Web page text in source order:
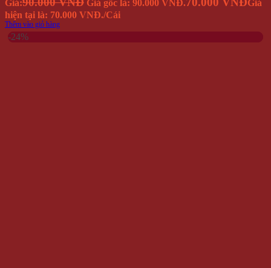
Giá: Giá gốc là: 90.000 VNĐ.
Giá
hiện tại là: 70.000 VNĐ./Cái
Thêm vào giỏ hàng
-24%